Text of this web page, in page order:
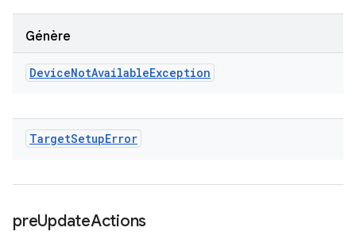
Génère
DeviceNotAvailableException
TargetSetupError
preUpdateActions